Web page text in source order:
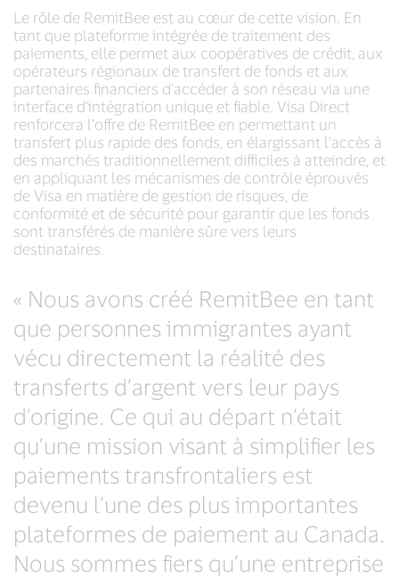
Le rôle de RemitBee est au cœur de cette vision. En
tant que plateforme intégrée de traitement des
paiements, elle permet aux coopératives de crédit, aux
opérateurs régionaux de transfert de fonds et aux
partenaires financiers d’accéder à son réseau via une
interface d’intégration unique et fiable. Visa Direct
renforcera l’offre de RemitBee en permettant un
transfert plus rapide des fonds, en élargissant l’accès à
des marchés traditionnellement difficiles à atteindre, et
en appliquant les mécanismes de contrôle éprouvés
de Visa en matière de gestion de risques, de
conformité et de sécurité pour garantir que les fonds
sont transférés de manière sûre vers leurs
destinataires.
« Nous avons créé RemitBee en tant
que personnes immigrantes ayant
vécu directement la réalité des
transferts d’argent vers leur pays
d’origine. Ce qui au départ n’était
qu’une mission visant à simplifier les
paiements transfrontaliers est
devenu l’une des plus importantes
plateformes de paiement au Canada.
Nous sommes fiers qu’une entreprise